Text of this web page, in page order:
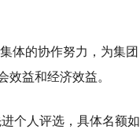
体的协作努力，为集团
效益和经济效益。
个人评选，具体名额如